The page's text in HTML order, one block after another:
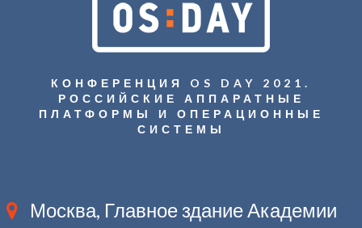
КОНФЕРЕНЦИЯ OS DAY 2021.
РОССИЙСКИЕ АППАРАТНЫЕ
ПЛАТФОРМЫ И ОПЕРАЦИОННЫЕ
СИСТЕМЫ
Москва, Главное здание Академии